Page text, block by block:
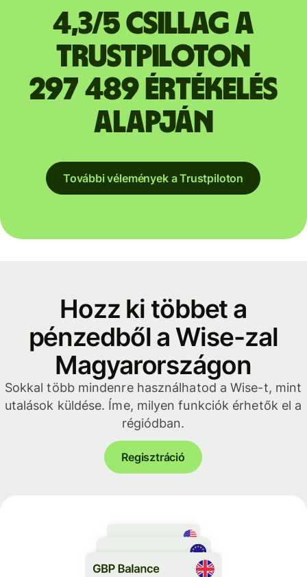
4,3/5 csillag a
Trustpiloton
297 489 értékelés
alapján
További vélemények a Trustpiloton
Hozz ki többet a
pénzedből a Wise-zal
Magyarországon
Sokkal több mindenre használhatod a Wise-t, mint
utalások küldése. Íme, milyen funkciók érhetők el a
régiódban.
Regisztráció